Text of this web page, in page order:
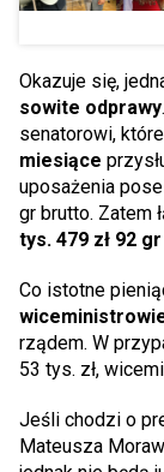
Okazuje się,
sowite odprawy
senatorowi,
miesiące
uposażenia
gr brutto. Zatem
tys. 479 zł 92
Co istotne
rządem. W
53 tys. zł,
Jeśli chodzi o
Mateusza